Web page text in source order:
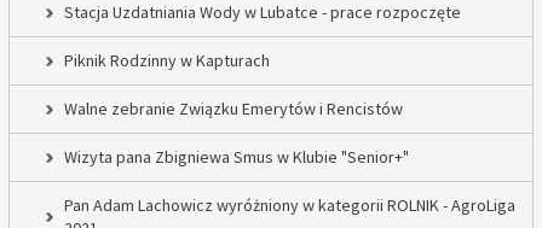
Stacja Uzdatniania Wody w Lubatce - prace rozpoczęte
Piknik Rodzinny w Kapturach
Walne zebranie Związku Emerytów i Rencistów
Wizyta pana Zbigniewa Smus w Klubie "Senior+"
Pan Adam Lachowicz wyróżniony w kategorii ROLNIK - AgroLiga